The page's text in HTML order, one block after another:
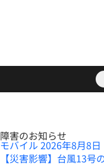
障害のお知らせ
モバイル 2026年8月8日
【災害影響】台風13